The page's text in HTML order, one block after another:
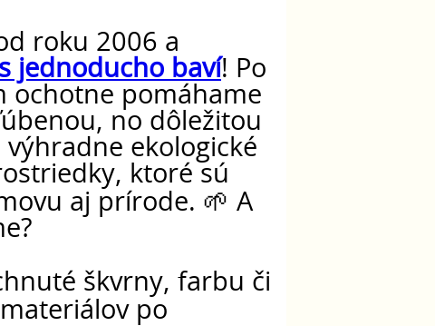
roku 2006 a
jednoducho baví! Po
ochotne pomáhame
no dôležitou
ekologické
ktoré sú
aj prírode. 🌱 A
škvrny, farbu či
po